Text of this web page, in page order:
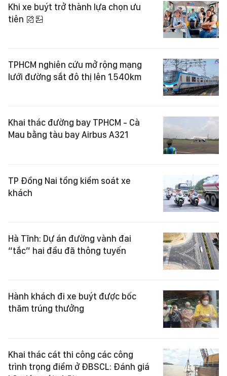
Khi xe buýt trở thành lựa chọn ưu
tiên
TPHCM nghiên cứu mở rộng mạng
lưới đường sắt đô thị lên 1.540km
Khai thác đường bay TPHCM - Cà
Mau bằng tàu bay Airbus A321
TP Đồng Nai tổng kiểm soát xe
khách
Hà Tĩnh: Dự án đường vành đai
“tắc” hai đầu đã thông tuyến
Hành khách đi xe buýt được bốc
thăm trúng thưởng
Khai thác cát thi công các công
trình trọng điểm ở ĐBSCL: Đánh giá